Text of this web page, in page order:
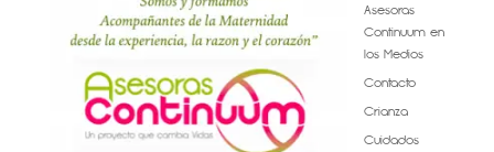
Asesoras
Continuum en
los Medios
Contacto
Crianza
Cuidados